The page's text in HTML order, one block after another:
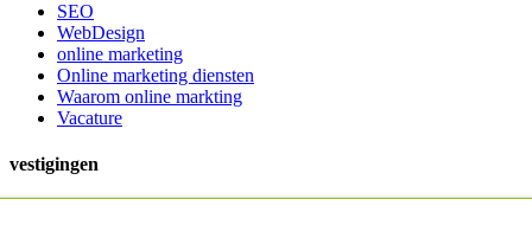
SEO
WebDesign
online marketing
Online marketing diensten
Waarom online markting
Vacature
vestigingen